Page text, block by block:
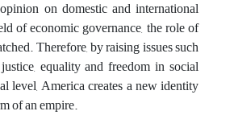
on domestic and international
of economic governance, the role of
Therefore, by raising issues such
equality and freedom in social
level, America creates a new identity
of an empire.